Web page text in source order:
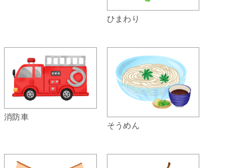
ひまわり
消防車
そうめん